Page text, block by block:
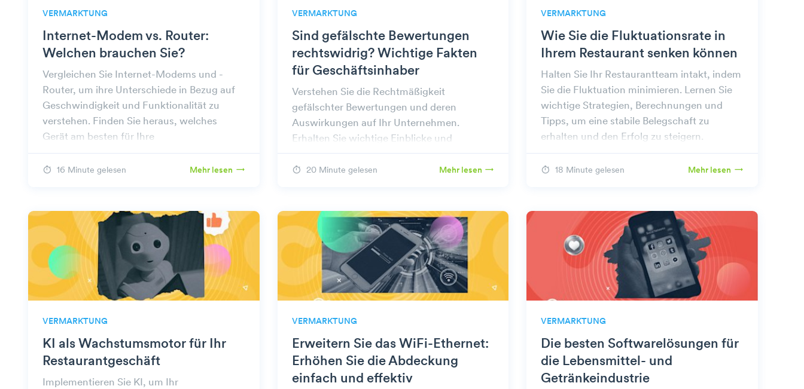
VERMARKTUNG
Internet-Modem vs. Router:
Welchen brauchen Sie?
Vergleichen Sie Internet-Modems und -
Router, um ihre Unterschiede in Bezug auf
Geschwindigkeit und Funktionalität zu
verstehen. Finden Sie heraus, welches
Gerät am besten für Ihre
Internetbedürfnisse geeignet ist.
16 Minute gelesen Mehr lesen
VERMARKTUNG
Sind gefälschte Bewertungen
rechtswidrig? Wichtige Fakten
für Geschäftsinhaber
Verstehen Sie die Rechtmäßigkeit
gefälschter Bewertungen und deren
Auswirkungen auf Ihr Unternehmen.
Erhalten Sie wichtige Einblicke und
bewährte Verfahren, um Ihren Ruf wirksam
zu schützen.
20 Minute gelesen Mehr lesen
VERMARKTUNG
Wie Sie die Fluktuationsrate in
Ihrem Restaurant senken können
Halten Sie Ihr Restaurantteam intakt, indem
Sie die Fluktuation minimieren. Lernen Sie
wichtige Strategien, Berechnungen und
Tipps, um eine stabile Belegschaft zu
erhalten und den Erfolg zu steigern.
18 Minute gelesen Mehr lesen
VERMARKTUNG
KI als Wachstumsmotor für Ihr
Restaurantgeschäft
Implementieren Sie KI, um Ihr
VERMARKTUNG
Erweitern Sie das WiFi-Ethernet:
Erhöhen Sie die Abdeckung
einfach und effektiv
VERMARKTUNG
Die besten Softwarelösungen für
die Lebensmittel- und
Getränkeindustrie